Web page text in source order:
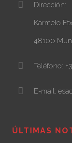
Dirección:
Karmelo
48100
Teléfono:
E-mail:
ÚLTIMAS